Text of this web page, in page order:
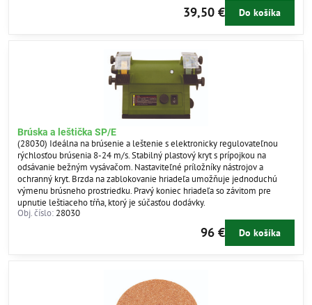
39,50 € Do košíka
Brúska a leštička SP/E
(28030) Ideálna na brúsenie a leštenie s elektronicky regulovateľnou
rýchlosťou brúsenia 8-24 m/s. Stabilný plastový kryt s prípojkou na
odsávanie bežným vysávačom. Nastaviteľné príložníky nástrojov a
ochranný kryt. Brzda na zablokovanie hriadeľa umožňuje jednoduchú
výmenu brúsneho prostriedku. Pravý koniec hriadeľa so závitom pre
upnutie leštiaceho tŕňa, ktorý je súčasťou dodávky.
Obj. číslo: 28030
96 € Do košíka